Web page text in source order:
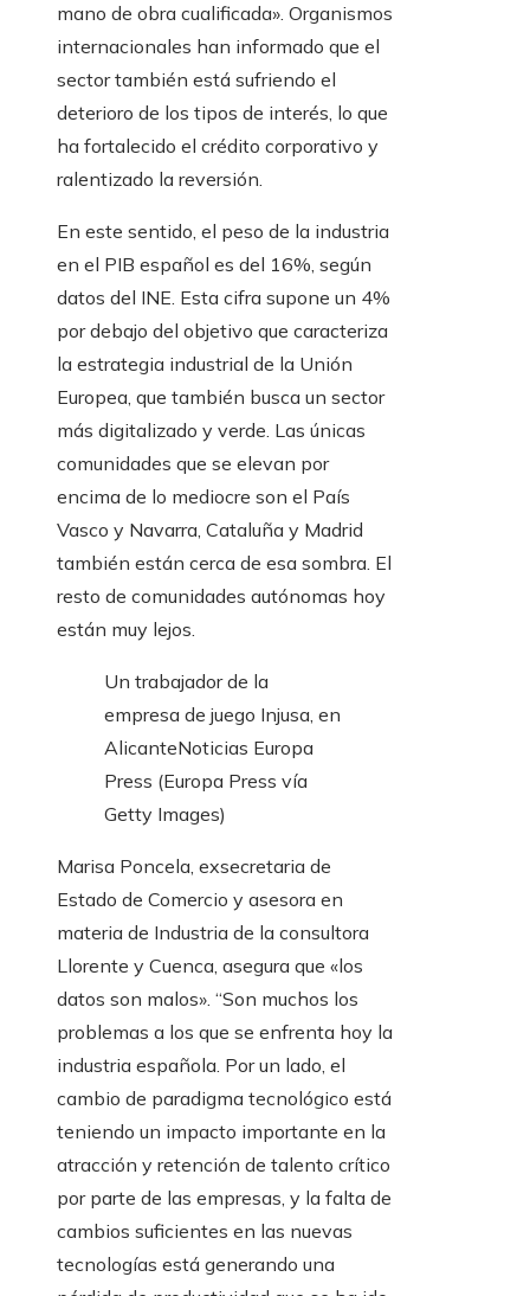
mano de obra cualificada». Organismos
internacionales han informado que el
sector también está sufriendo el
deterioro de los tipos de interés, lo que
ha fortalecido el crédito corporativo y
ralentizado la reversión.
En este sentido, el peso de la industria
en el PIB español es del 16%, según
datos del INE. Esta cifra supone un 4%
por debajo del objetivo que caracteriza
la estrategia industrial de la Unión
Europea, que también busca un sector
más digitalizado y verde. Las únicas
comunidades que se elevan por
encima de lo mediocre son el País
Vasco y Navarra, Cataluña y Madrid
también están cerca de esa sombra. El
resto de comunidades autónomas hoy
están muy lejos.
Un trabajador de la
empresa de juego Injusa, en
AlicanteNoticias Europa
Press (Europa Press vía
Getty Images)
Marisa Poncela, exsecretaria de
Estado de Comercio y asesora en
materia de Industria de la consultora
Llorente y Cuenca, asegura que «los
datos son malos». “Son muchos los
problemas a los que se enfrenta hoy la
industria española. Por un lado, el
cambio de paradigma tecnológico está
teniendo un impacto importante en la
atracción y retención de talento crítico
por parte de las empresas, y la falta de
cambios suficientes en las nuevas
tecnologías está generando una